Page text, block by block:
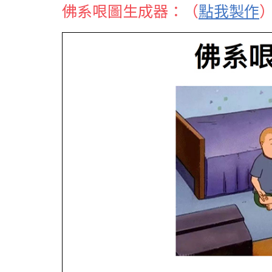
佛系哏圖生成器：（點我製作